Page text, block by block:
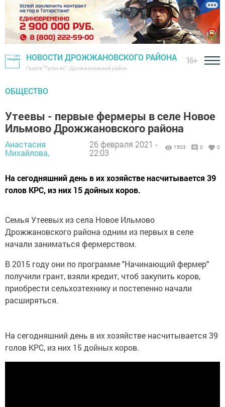
НОВОСТИ ДРОЖЖАНОВСКОГО РАЙОНА
Газета "Туган як" - Дрожжановский район
16+
ОБЩЕСТВО
Утеевы - первые фермеры в селе Новое
Ильмово Дрожжановского района
Анастасия
Михайлова,
26 февраля 2021 -
22:03
1503 0 0
На сегодняшний день в их хозяйстве насчитывается 39
голов КРС, из них 15 дойных коров.
Семья Утеевых из села Новое Ильмово
Дрожжановского района одним из первых в селе
начали заниматься фермерством.
В 2015 году они по программе "Начинающий фермер"
получили грант, взяли кредит, чтоб закупить коров,
приобрести сельхозтехнику и постепенно начали
расширяться.
На сегодняшний день в их хозяйстве насчитывается 39
голов КРС, из них 15 дойных коров.